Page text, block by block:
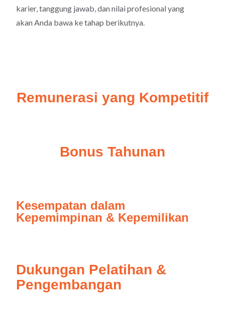
karier, tanggung jawab, dan nilai profesional yang
akan Anda bawa ke tahap berikutnya.
Remunerasi yang Kompetitif
Bonus Tahunan
Kesempatan dalam
Kepemimpinan & Kepemilikan
Dukungan Pelatihan &
Pengembangan